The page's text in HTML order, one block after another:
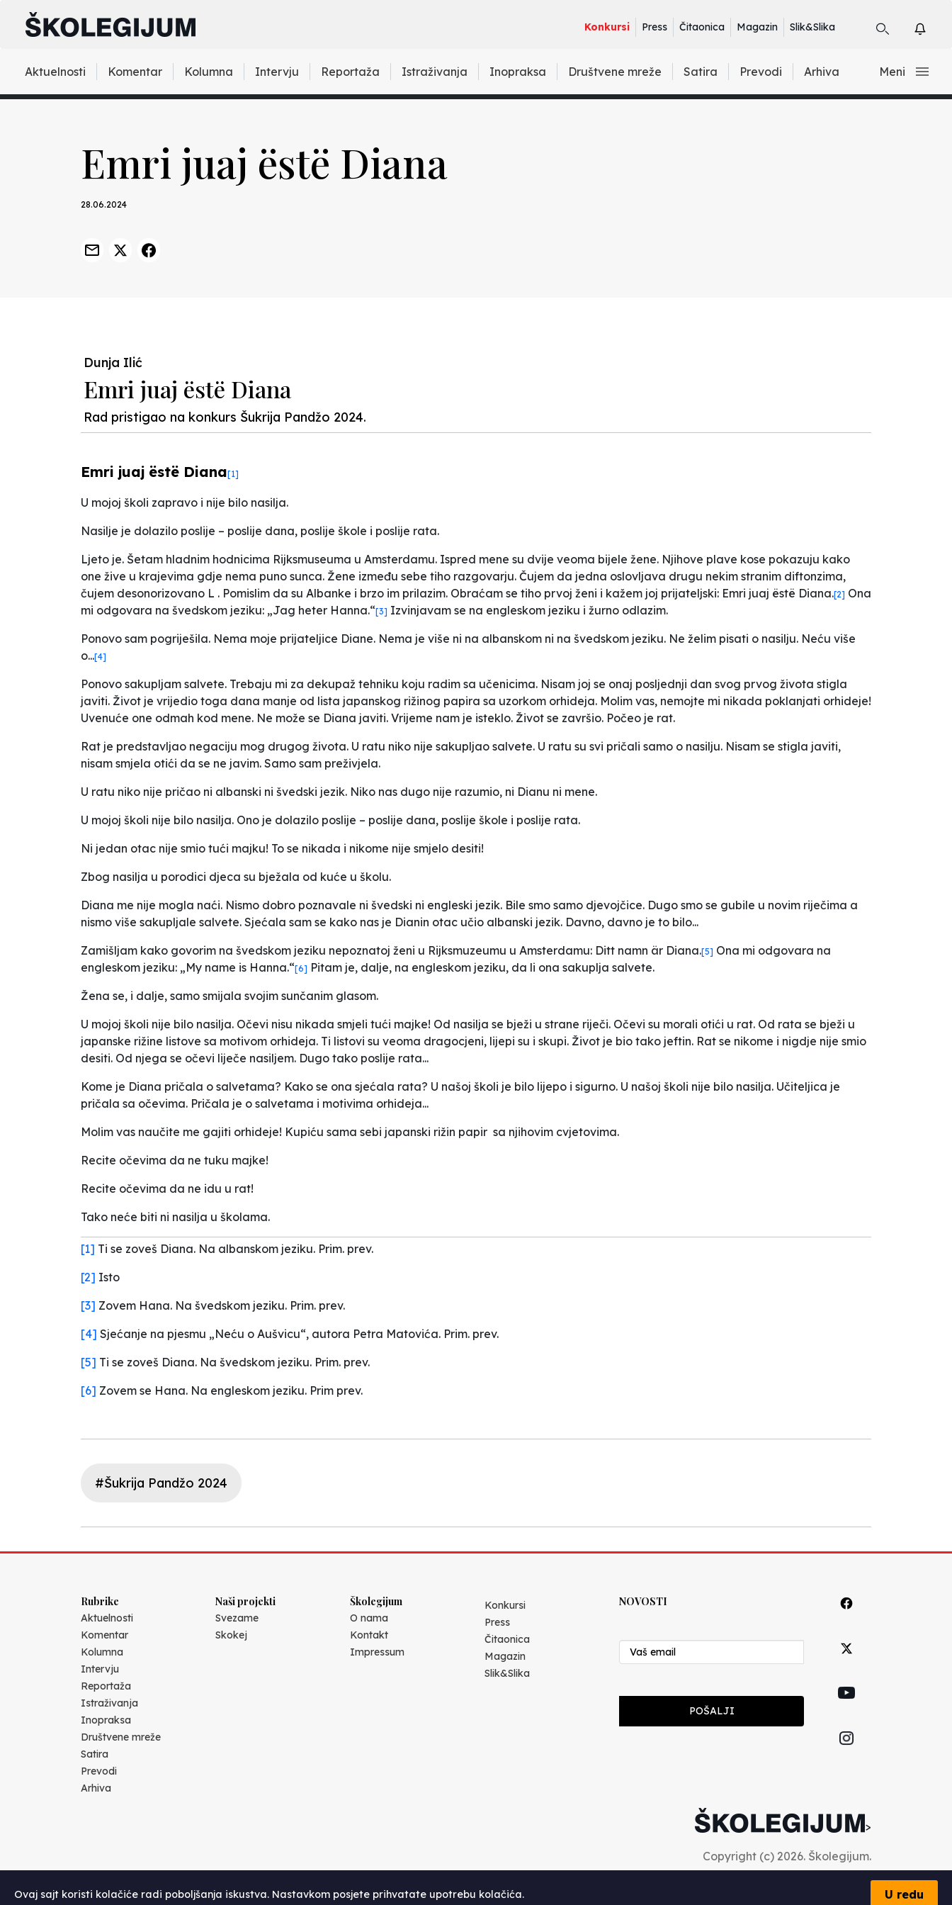
Konkursi Press Čitaonica Magazin Slik&Slika
Aktuelnosti Komentar Kolumna Intervju Reportaža Istraživanja Inopraksa Društvene mreže Satira Prevodi Arhiva Meni
Emri juaj ëstë Diana
28.06.2024
Dunja Ilić
Emri juaj ëstë Diana
Rad pristigao na konkurs Šukrija Pandžo 2024.
Emri juaj ëstë Diana[1]
U mojoj školi zapravo i nije bilo nasilja.
Nasilje je dolazilo poslije – poslije dana, poslije škole i poslije rata.
Ljeto je. Šetam hladnim hodnicima Rijksmuseuma u Amsterdamu. Ispred mene su dvije veoma bijele žene. Njihove plave kose pokazuju kako
one žive u krajevima gdje nema puno sunca. Žene između sebe tiho razgovarju. Čujem da jedna oslovljava drugu nekim stranim diftonzima,
čujem desonorizovano L . Pomislim da su Albanke i brzo im prilazim. Obraćam se tiho prvoj ženi i kažem joj prijateljski: Emri juaj ëstë Diana.[2] Ona
mi odgovara na švedskom jeziku: „Jag heter Hanna.“[3] Izvinjavam se na engleskom jeziku i žurno odlazim.
Ponovo sam pogriješila. Nema moje prijateljice Diane. Nema je više ni na albanskom ni na švedskom jeziku. Ne želim pisati o nasilju. Neću više
o...[4]
Ponovo sakupljam salvete. Trebaju mi za dekupaž tehniku koju radim sa učenicima. Nisam joj se onaj posljednji dan svog prvog života stigla
javiti. Život je vrijedio toga dana manje od lista japanskog rižinog papira sa uzorkom orhideja. Molim vas, nemojte mi nikada poklanjati orhideje!
Uvenuće one odmah kod mene. Ne može se Diana javiti. Vrijeme nam je isteklo. Život se završio. Počeo je rat.
Rat je predstavljao negaciju mog drugog života. U ratu niko nije sakupljao salvete. U ratu su svi pričali samo o nasilju. Nisam se stigla javiti,
nisam smjela otići da se ne javim. Samo sam preživjela.
U ratu niko nije pričao ni albanski ni švedski jezik. Niko nas dugo nije razumio, ni Dianu ni mene.
U mojoj školi nije bilo nasilja. Ono je dolazilo poslije – poslije dana, poslije škole i poslije rata.
Ni jedan otac nije smio tući majku! To se nikada i nikome nije smjelo desiti!
Zbog nasilja u porodici djeca su bježala od kuće u školu.
Diana me nije mogla naći. Nismo dobro poznavale ni švedski ni engleski jezik. Bile smo samo djevojčice. Dugo smo se gubile u novim riječima a
nismo više sakupljale salvete. Sjećala sam se kako nas je Dianin otac učio albanski jezik. Davno, davno je to bilo...
Zamišljam kako govorim na švedskom jeziku nepoznatoj ženi u Rijksmuzeumu u Amsterdamu: Ditt namn är Diana.[5] Ona mi odgovara na
engleskom jeziku: „My name is Hanna.“[6] Pitam je, dalje, na engleskom jeziku, da li ona sakuplja salvete.
Žena se, i dalje, samo smijala svojim sunčanim glasom.
U mojoj školi nije bilo nasilja. Očevi nisu nikada smjeli tući majke! Od nasilja se bježi u strane riječi. Očevi su morali otići u rat. Od rata se bježi u
japanske rižine listove sa motivom orhideja. Ti listovi su veoma dragocjeni, lijepi su i skupi. Život je bio tako jeftin. Rat se nikome i nigdje nije smio
desiti. Od njega se očevi liječe nasiljem. Dugo tako poslije rata...
Kome je Diana pričala o salvetama? Kako se ona sjećala rata? U našoj školi je bilo lijepo i sigurno. U našoj školi nije bilo nasilja. Učiteljica je
pričala sa očevima. Pričala je o salvetama i motivima orhideja...
Molim vas naučite me gajiti orhideje! Kupiću sama sebi japanski rižin papir sa njihovim cvjetovima.
Recite očevima da ne tuku majke!
Recite očevima da ne idu u rat!
Tako neće biti ni nasilja u školama.
[1] Ti se zoveš Diana. Na albanskom jeziku. Prim. prev.
[2] Isto
[3] Zovem Hana. Na švedskom jeziku. Prim. prev.
[4] Sjećanje na pjesmu „Neću o Aušvicu“, autora Petra Matovića. Prim. prev.
[5] Ti se zoveš Diana. Na švedskom jeziku. Prim. prev.
[6] Zovem se Hana. Na engleskom jeziku. Prim prev.
#Šukrija Pandžo 2024
Rubrike
Aktuelnosti
Komentar
Kolumna
Intervju
Reportaža
Istraživanja
Inopraksa
Društvene mreže
Satira
Prevodi
Arhiva
Naši projekti
Svezame
Skokej
Školegijum
O nama
Kontakt
Impressum
Konkursi
Press
Čitaonica
Magazin
Slik&Slika
NOVOSTI
POŠALJI
>
Copyright (c) 2026. Školegijum.
Ovaj sajt koristi kolačiće radi poboljšanja iskustva. Nastavkom posjete prihvatate upotrebu kolačića. U redu